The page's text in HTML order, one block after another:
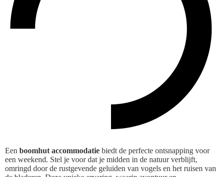
Een boomhut accommodatie biedt de perfecte ontsnapping voor
een weekend. Stel je voor dat je midden in de natuur verblijft,
omringd door de rustgevende geluiden van vogels en het ruisen van